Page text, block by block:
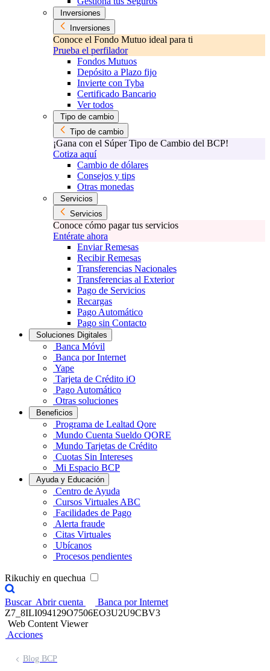
Inversiones
Inversiones
Conoce el Fondo Mutuo ideal para ti
Prueba el perfilador
Fondos Mutuos
Depósito a Plazo fijo
Invierte con Tyba
Certificado Bancario
Ver todos
Tipo de cambio
Tipo de cambio
¡Gana con el Súper Tipo de Cambio del BCP!
Cotiza aquí
Cambio de dólares
Consejos y tips
Otras monedas
Servicios
Servicios
Conoce cómo pagar tus servicios
Entérate ahora
Enviar Remesas
Recibir Remesas
Transferencias Nacionales
Transferencias al Exterior
Pago de Servicios
Recargas
Pago Automático
Pago sin Contacto
Soluciones Digitales
Banca Móvil
Banca por Internet
Yape
Tarjeta de Crédito iO
Pago Automático
Otras soluciones
Beneficios
Programa de Lealtad Qore
Mundo Cuenta Sueldo QORE
Mundo Tarjetas de Crédito
Cuotas Sin Intereses
Mi Espacio BCP
Ayuda y Educación
Centro de Ayuda
Cursos Virtuales ABC
Facilidades de Pago
Alerta fraude
Citas Virtuales
Ubícanos
Procesos pendientes
Rikuchiy en quechua
Buscar Abrir cuenta
Banca por Internet
Z7_8ILI094129O7506EO3U2U9CBV3
Web Content Viewer
Acciones
Blog BCP